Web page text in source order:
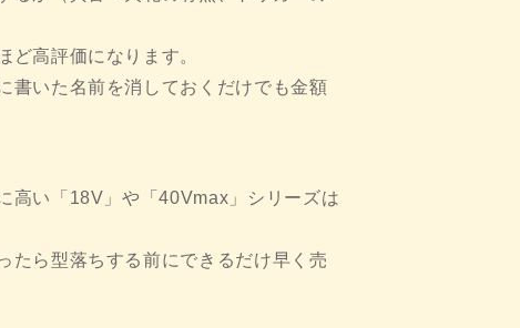
ど高評価になります。
書いた名前を消しておくだけでも金額
高い「18V」や「40Vmax」シリーズは
たら型落ちする前にできるだけ早く売